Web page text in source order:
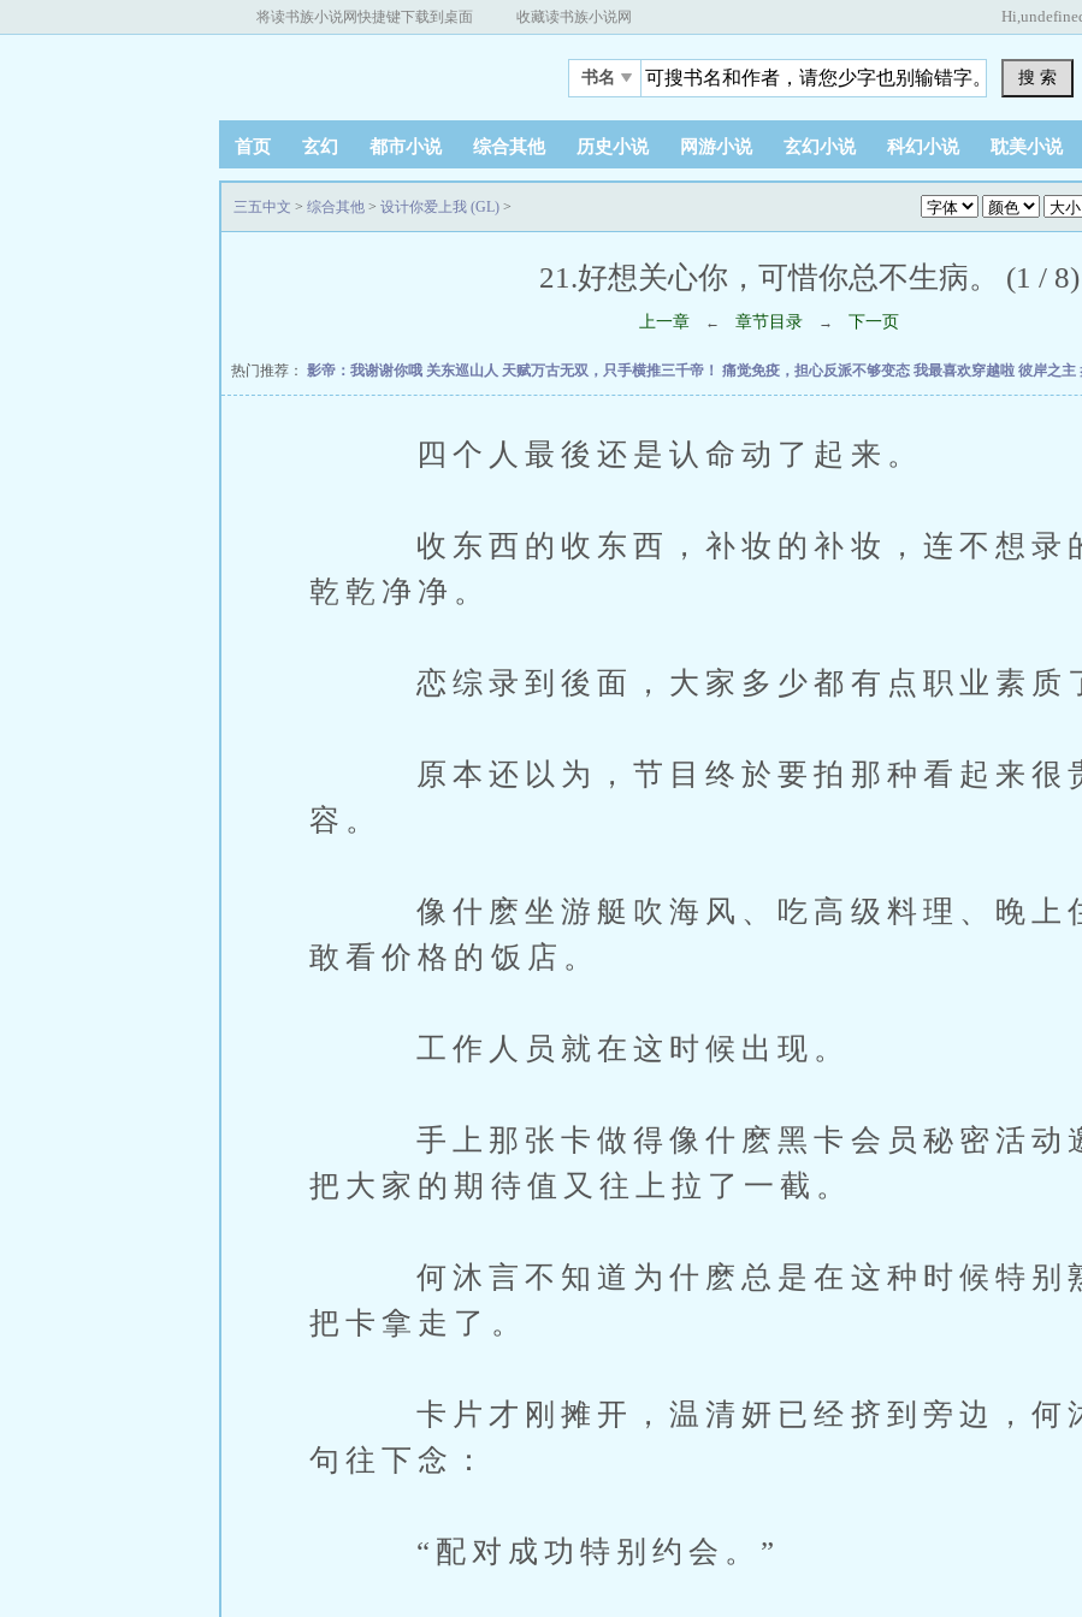
将读书族小说网快捷键下载到桌面 收藏读书族小说网 Hi,
书名 搜 索
首页 玄幻 都市小说 综合其他 历史小说 网游小说 玄幻小说 科幻小说 耽美小说
三五中文 > 综合其他 > 设计你爱上我 (GL) >
21.好想关心你，可惜你总不生病。 (1 / 8)
上一章 ← 章节目录 → 下一页
热门推荐： 影帝：我谢谢你哦 关东巡山人 天赋万古无双，只手横推三千帝！ 痛觉免疫，担心反派不够变态 我最喜欢穿越啦 彼岸之主
四个人最後还是认命动了起来。
收东西的收东西，补妆的补妆，连不想录
乾乾净净。
恋综录到後面，大家多少都有点职业素质
原本还以为，节目终於要拍那种看起来很
容。
像什麽坐游艇吹海风、吃高级料理、晚上
敢看价格的饭店。
工作人员就在这时候出现。
手上那张卡做得像什麽黑卡会员秘密活动
把大家的期待值又往上拉了一截。
何沐言不知道为什麽总是在这种时候特别
把卡拿走了。
卡片才刚摊开，温清妍已经挤到旁边，何
句往下念：
“配对成功特别约会。”